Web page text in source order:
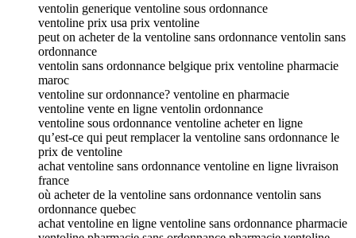
ventolin generique ventoline sous ordonnance
ventoline prix usa prix ventoline
peut on acheter de la ventoline sans ordonnance ventolin sans
ordonnance
ventolin sans ordonnance belgique prix ventoline pharmacie
maroc
ventoline sur ordonnance? ventoline en pharmacie
ventoline vente en ligne ventolin ordonnance
ventoline sous ordonnance ventoline acheter en ligne
qu’est-ce qui peut remplacer la ventoline sans ordonnance le
prix de ventoline
achat ventoline sans ordonnance ventoline en ligne livraison
france
où acheter de la ventoline sans ordonnance ventolin sans
ordonnance quebec
achat ventoline en ligne ventoline sans ordonnance pharmacie